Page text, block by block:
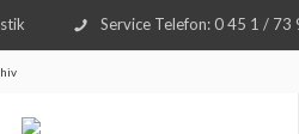
Service Telefon: 0 45 1 / 73